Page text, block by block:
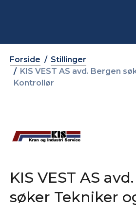
Forside
Stillinger
KIS VEST AS avd. Bergen
Kontrollør
KIS VEST AS
søker Tekniker